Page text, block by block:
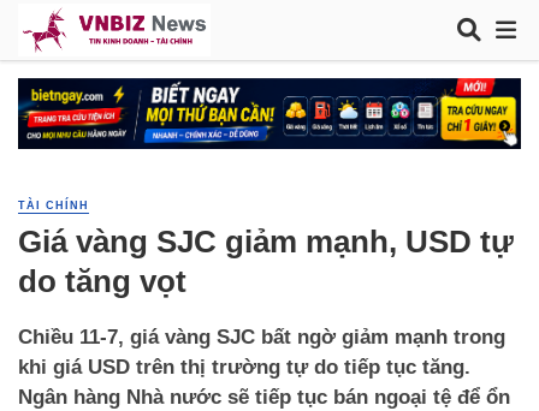
TÀI CHÍNH
Giá vàng SJC giảm mạnh, USD tự
do tăng vọt
Chiều 11-7, giá vàng SJC bất ngờ giảm mạnh trong
khi giá USD trên thị trường tự do tiếp tục tăng.
Ngân hàng Nhà nước sẽ tiếp tục bán ngoại tệ để ổn